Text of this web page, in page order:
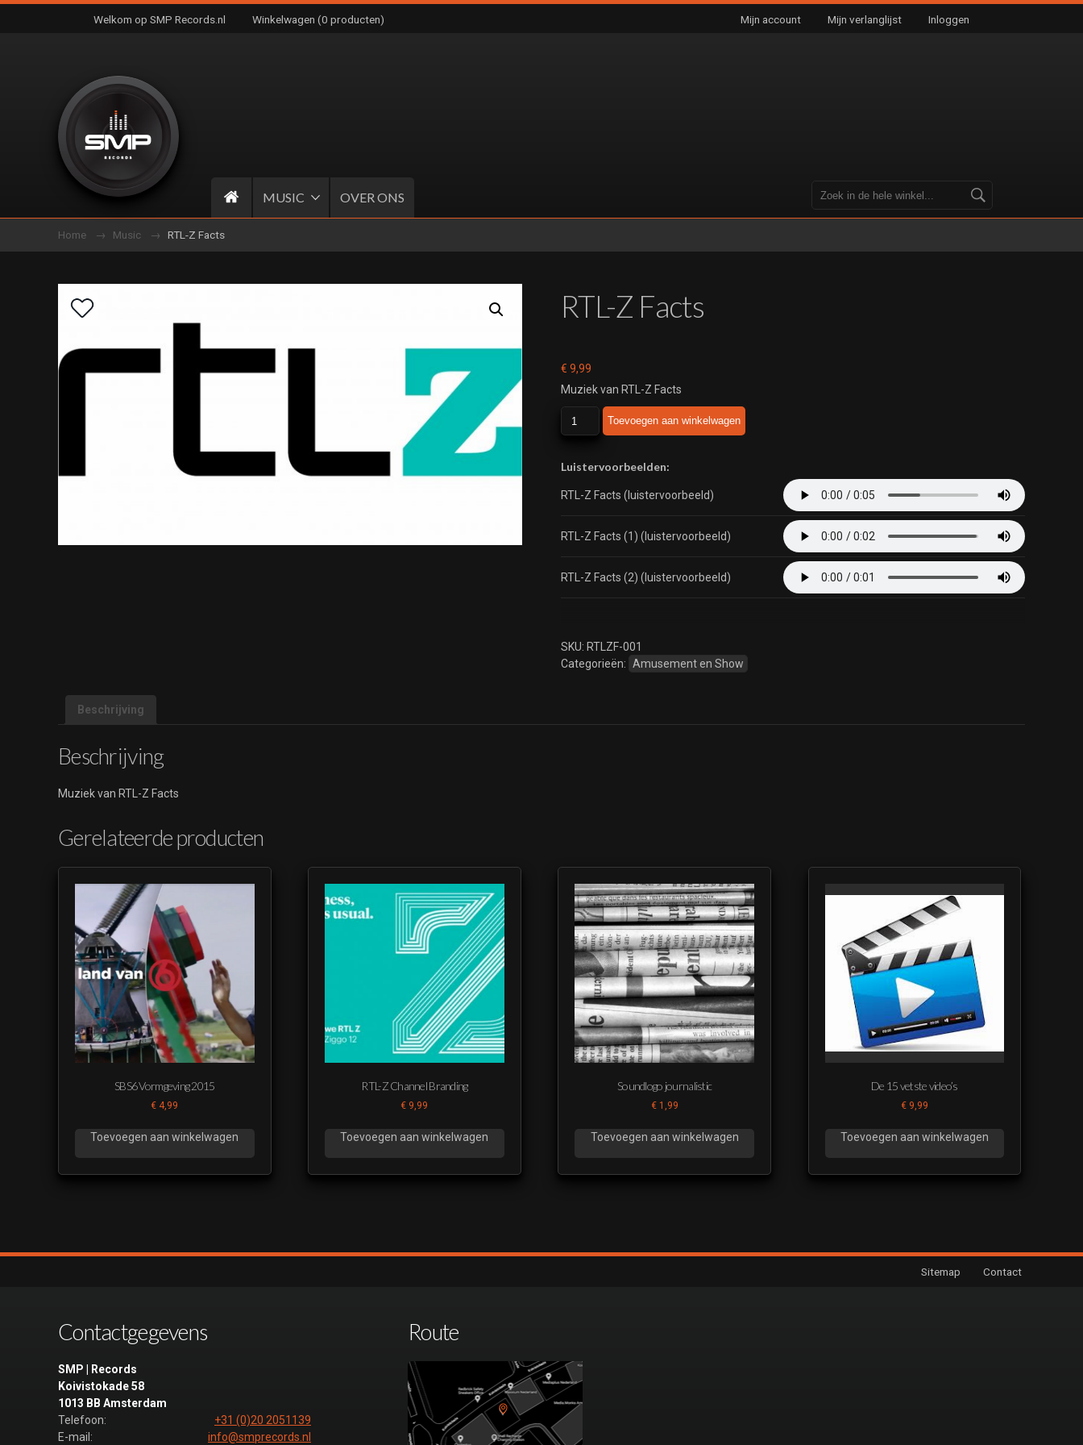
Welkom op SMP Records.nl Winkelwagen (0 producten) Mijn account Mijn verlanglijst Inloggen
MUSIC OVER ONS
Home Music RTL-Z Facts
RTL-Z Facts
€ 9,99
Muziek van RTL-Z Facts
Z
aantal
Toevoegen aan winkelwagen
Luistervoorbeelden:
RTL-Z Facts (luistervoorbeeld)
RTL-Z Facts (1) (luistervoorbeeld)
RTL-Z Facts (2) (luistervoorbeeld)
SKU: RTLZF-001
Categorieën: Amusement en Show
Beschrijving
Beschrijving
Muziek van RTL-Z Facts
Gerelateerde producten
SBS6 Vormgeving 2015
€ 4,99
Toevoegen aan winkelwagen
RTL-Z Channel Branding
€ 9,99
Toevoegen aan winkelwagen
Soundlogo journalistic
€1,99
Toevoegen aan winkelwagen
De 15 vetste video’s
€9,99
Toevoegen aan winkelwagen
Sitemap Contact
Contactgegevens
SMP | Records
Koivistokade 58
1013 BB Amsterdam
Telefoon:
+31 (0)20 2051139
E-mail:
info@smprecords.nl
Route